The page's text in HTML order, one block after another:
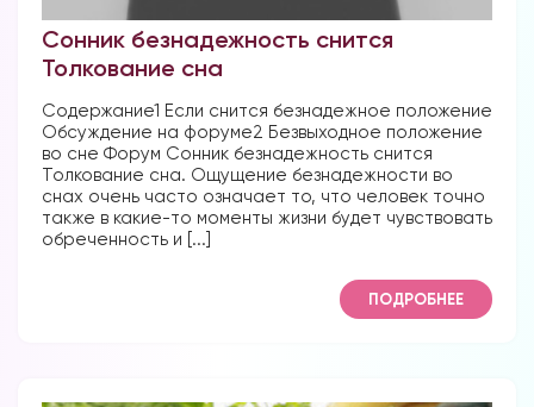
Сонник безнадежность снится
Толкование сна
Содержание1 Если снится безнадежное положение
Обсуждение на форуме2 Безвыходное положение
во сне Форум Сонник безнадежность снится
Толкование сна. Ощущение безнадежности во
снах очень часто означает то, что человек точно
также в какие-то моменты жизни будет чувствовать
обреченность и [...]
ПОДРОБНЕЕ